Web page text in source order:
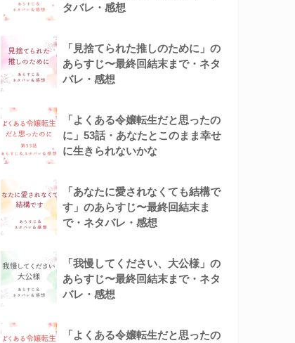
タバレ・感想
「見捨てられた推しのために」の
あらすじ〜最終回結末まで・ネタ
バレ・感想
「よくある令嬢転生だと思ったの
に」53話・あなたとこのまま幸せ
に生きられないかな
「あなたに愛されなくても結構で
す」のあらすじ〜最終回結末ま
で・ネタバレ・感想
「我慢してください、大公様」の
あらすじ〜最終回結末まで・ネタ
バレ・感想
「よくある令嬢転生だと思ったの